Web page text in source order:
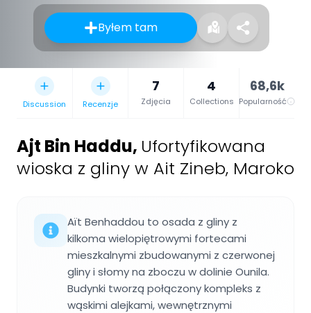
Byłem tam
Discussion Recenzje
7
Zdjęcia
4
Collections
68,6k
Popularność
Ajt Bin Haddu, Ufortyfikowana
wioska z gliny w Ait Zineb, Maroko
Aït Benhaddou to osada z gliny z
kilkoma wielopiętrowymi fortecami
mieszkalnymi zbudowanymi z czerwonej
gliny i słomy na zboczu w dolinie Ounila.
Budynki tworzą połączony kompleks z
wąskimi alejkami, wewnętrznymi